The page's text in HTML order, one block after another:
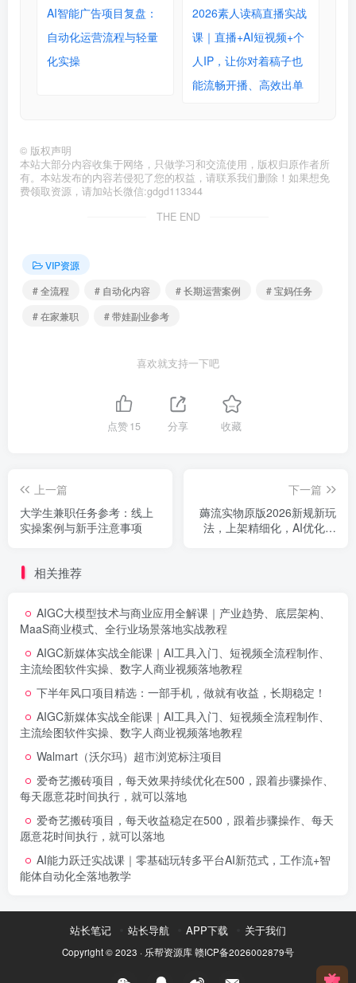
AI智能广告项目复盘：
自动化运营流程与轻量
化实操
2026素人读稿直播实战
课｜直播+AI短视频+个
人IP，让你对着稿子也
能流畅开播、高效出单
© 版权声明
本站大部分内容收集于网络，只做学习和交流使用，版权归原作者所
有。本站发布的内容若侵犯了您的权益，请联系我们删除！如果想免
费领取资源，请加站长微信:gdgd113344
THE END
VIP资源
# 全流程
# 自动化内容 # 长期运营案例
# 宝妈任务
# 在家兼职
# 带娃副业参考
喜欢就支持一下吧
点赞15 分享 收藏
上一篇
大学生兼职任务参考：线上
实操案例与新手注意事项
下一篇
薅流实物原版2026新规新玩
法，上架精细化，AI优化，
相关推荐
AIGC大模型技术与商业应用全解课｜产业趋势、底层架构、
MaaS商业模式、全行业场景落地实战教程
AIGC新媒体实战全能课｜AI工具入门、短视频全流程制作、
主流绘图软件实操、数字人商业视频落地教程
下半年风口项目精选：一部手机，做就有收益，长期稳定！
AIGC新媒体实战全能课｜AI工具入门、短视频全流程制作、
主流绘图软件实操、数字人商业视频落地教程
Walmart（沃尔玛）超市浏览标注项目
爱奇艺搬砖项目，每天效果持续优化在500，跟着步骤操作、
每天愿意花时间执行，就可以落地
爱奇艺搬砖项目，每天收益稳定在500，跟着步骤操作、每天
愿意花时间执行，就可以落地
AI能力跃迁实战课｜零基础玩转多平台AI新范式，工作流+智
能体自动化全落地教学
站长笔记 站长导航 APP下载 关于我们
Copyright © 2023 · 乐帮资源库赣ICP备2026002879号